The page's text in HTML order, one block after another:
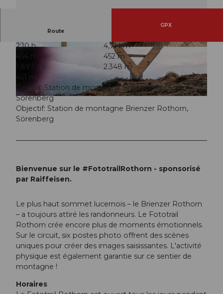
© Felder Photography, UNESCO Biosphäre Entlebuch
tlebuch
© Felder Photography , UNESCO Biosphäre En
Route
GPX
2:10 h
4,71 km
454 m
452 m
1.897 m
2.348 m
451 m
Départ: Station de montagne Brienzer Rothorn,
Sörenberg
Objectif: Station de montagne Brienzer Rothorn,
Sörenberg
Bienvenue sur le #FototrailRothorn - sponsorisé
par Raiffeisen.
Le plus haut sommet lucernois – le Brienzer Rothorn
– a toujours attiré les randonneurs. Le Fototrail
Rothorn crée encore plus de moments émotionnels.
Sur le circuit, six postes photo offrent des scènes
uniques pour créer des images saisissantes. L'activité
physique est également garantie sur ce sentier de
montagne !
Horaires